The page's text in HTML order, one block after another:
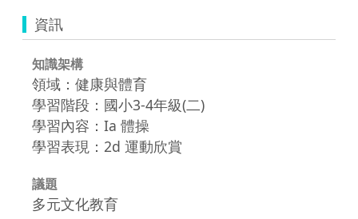
資訊
知識架構
領域：健康與體育
學習階段：國小3-4年級(二)
學習內容：Ia 體操
學習表現：2d 運動欣賞
議題
多元文化教育